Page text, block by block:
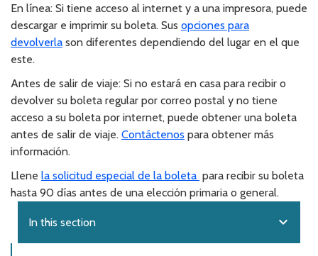
En línea: Si tiene acceso al internet y a una impresora, puede
descargar e imprimir su boleta. Sus opciones para
devolverla son diferentes dependiendo del lugar en el que
este.
Antes de salir de viaje: Si no estará en casa para recibir o
devolver su boleta regular por correo postal y no tiene
acceso a su boleta por internet, puede obtener una boleta
antes de salir de viaje. Contáctenos para obtener más
información.
Llene la solicitud especial de la boleta para recibir su boleta
hasta 90 días antes de una elección primaria o general.
In this section expand_more